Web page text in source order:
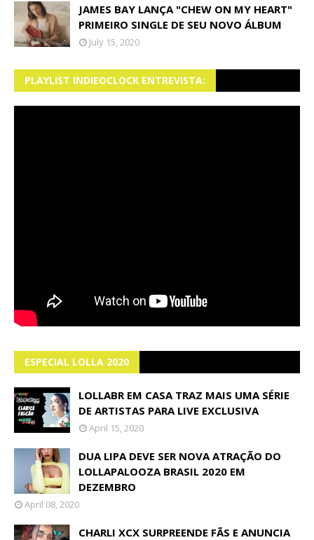
JAMES BAY LANÇA "CHEW ON MY HEART"
PRIMEIRO SINGLE DE SEU NOVO ÁLBUM
July 15, 2020
PLAYLIST INDIEOCLOCK ENTREVISTA:
ESPECIAL LOLLA 2020
LOLLABR EM CASA TRAZ MAIS UMA SÉRIE
DE ARTISTAS PARA LIVE EXCLUSIVA
April 15, 2020
DUA LIPA DEVE SER NOVA ATRAÇÃO DO
LOLLAPALOOZA BRASIL 2020 EM
DEZEMBRO
April 08, 2020
CHARLI XCX SURPREENDE FÃS E ANUNCIA